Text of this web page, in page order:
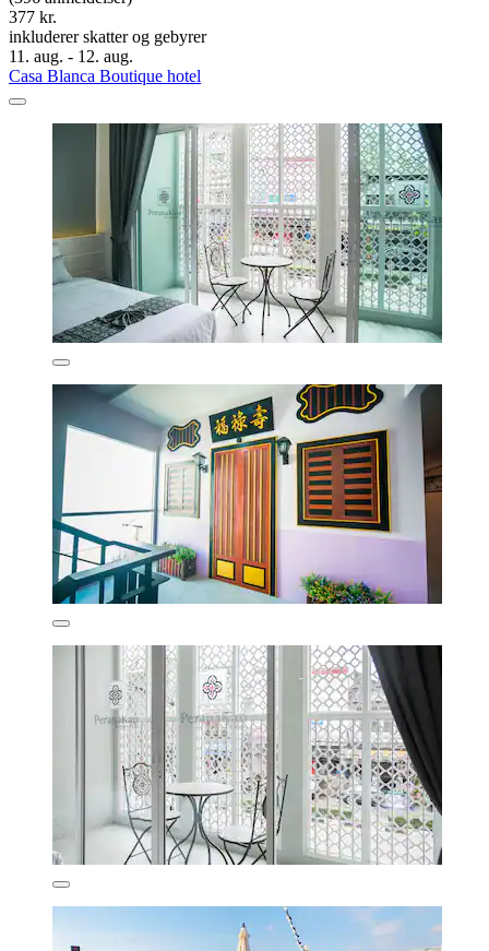
377 kr.
inkluderer skatter og gebyrer
11. aug. - 12. aug.
Casa Blanca Boutique hotel